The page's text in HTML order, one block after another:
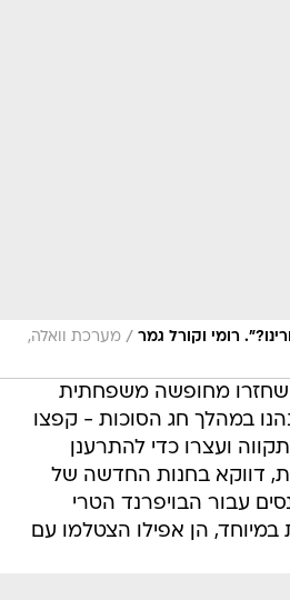
רומי וקורל גמר / מערכת וואלה,
שחזרו מחופשה משפחתית
במהלך חג הסוכות - קפצו
ועצרו כדי להתרענן
דווקא בחנות החדשה של
עבור הבויפרנד הטרי
במיוחד, הן אפילו הצטלמו עם